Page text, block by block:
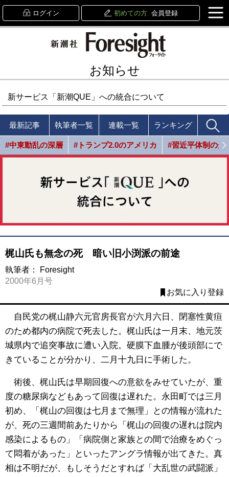
ログイン 初めての方 会員登録
お知らせ
新サービス「新潮QUE」への統合について
最新記事 執筆者一覧 連載一覧 ランキング
#中東動乱の深層 #トランプ2.0のアメリカ #習近平体制の光
梶山氏も無念の死 暗い旧小渕派の前途
執筆者：
Foresight
2000年6月号
お気に入り登録
自民党の梶山静六元官房長官が六月六日、閉塞性黄疸
のため都内の病院で死去した。梶山氏は一月末、地元茨
城県内で追突事故に遭い入院。硬膜下血腫が後頭部にで
きていることが分かり、二月十九日に手術した。
術後、梶山氏は早期回復への意欲をみせていたが、重
度の糖尿病などもあって回復は遅れた。永田町では三月
初め、「梶山の回復は七月まで無理」との情報が流れた
が、死の三週間前あたりから「梶山の回復の遅れは院内
感染によるもの」「病院側と家族との間で治療をめぐっ
て悶着があった」といったアングラ情報が出てきた。真
相は不明だが、もしそうだとすれば「大乱世の武闘派」